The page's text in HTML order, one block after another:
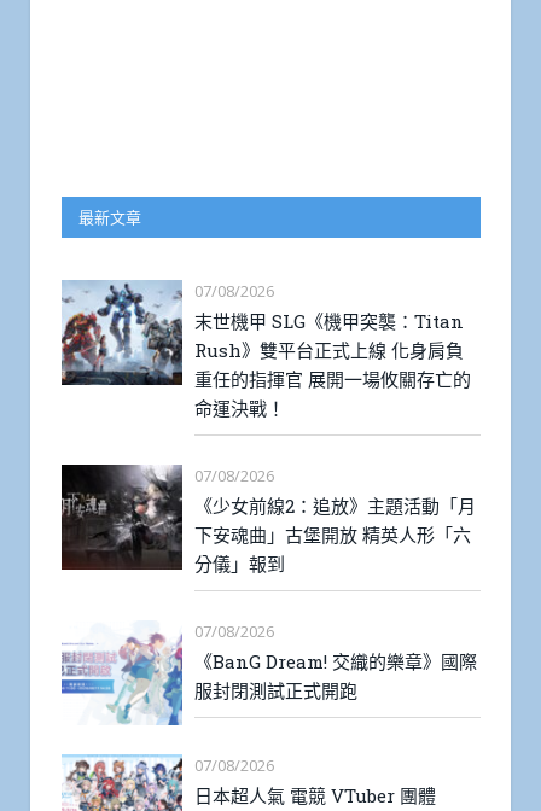
最新文章
07/08/2026
末世機甲 SLG《機甲突襲：Titan
Rush》雙平台正式上線 化身肩負
重任的指揮官 展開一場攸關存亡的
命運決戰！
07/08/2026
《少女前線2：追放》主題活動「月
下安魂曲」古堡開放 精英人形「六
分儀」報到
07/08/2026
《BanG Dream! 交織的樂章》國際
服封閉測試正式開跑
07/08/2026
日本超人氣 電競 VTuber 團體